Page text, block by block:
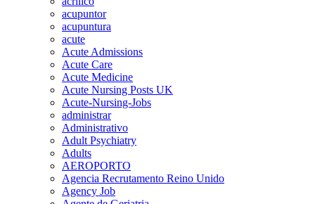
acupuntor
acupuntura
acute
Acute Admissions
Acute Care
Acute Medicine
Acute Nursing Posts UK
Acute-Nursing-Jobs
administrar
Administrativo
Adult Psychiatry
Adults
AEROPORTO
Agencia Recrutamento Reino Unido
Agency Job